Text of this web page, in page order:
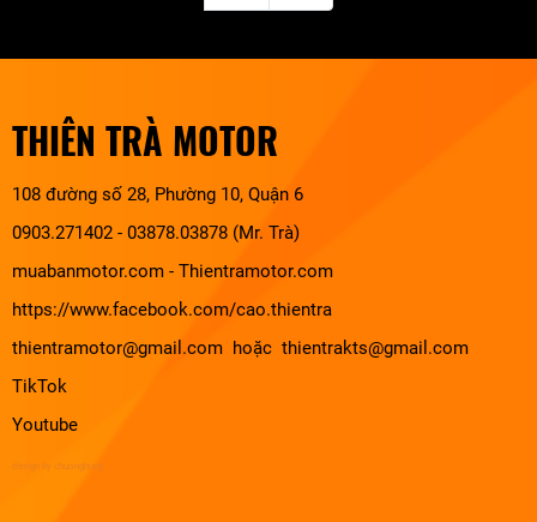
THIÊN TRÀ MOTOR
108 đường số 28, Phường 10, Quận 6
0903.271402 - 03878.03878 (Mr. Trà)
muabanmotor.com - Thientramotor.com
https://www.facebook.com/cao.thientra
thientramotor@gmail.com hoặc thientrakts@gmail.com
TikTok
Youtube
design by chuonghung